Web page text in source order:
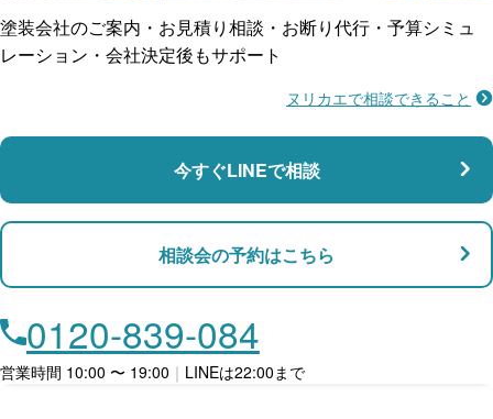
支払い対応
ローン利用
マンション・アパート対応
店舗・事務所対応
塗装会社のご案内・お見積り相談・お断り代行・予算シミュ
レーション・会社決定後もサポート
ヌリカエで相談できること
今すぐLINEで相談
相談会の予約はこちら
0120-839-084
営業時間 10:00 〜 19:00 ｜ LINEは22:00まで